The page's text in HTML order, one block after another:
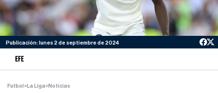
Publicación: lunes 2 de septiembre de 2024
EFE
Futbol >La Liga>Noticias